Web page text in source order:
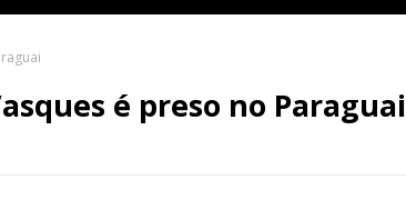
é preso no Paraguai